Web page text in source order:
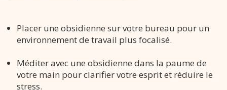
Placer une obsidienne sur votre bureau pour un
environnement de travail plus focalisé.
Méditer avec une obsidienne dans la paume de
votre main pour clarifier votre esprit et réduire le
stress.